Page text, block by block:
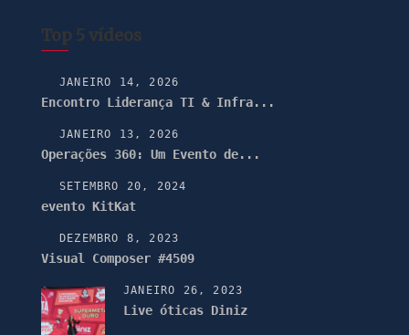
Top 5 vídeos
JANEIRO 14, 2026
Encontro Liderança TI & Infra...
JANEIRO 13, 2026
Operações 360: Um Evento de...
SETEMBRO 20, 2024
evento KitKat
DEZEMBRO 8, 2023
Visual Composer #4509
JANEIRO 26, 2023
Live óticas Diniz